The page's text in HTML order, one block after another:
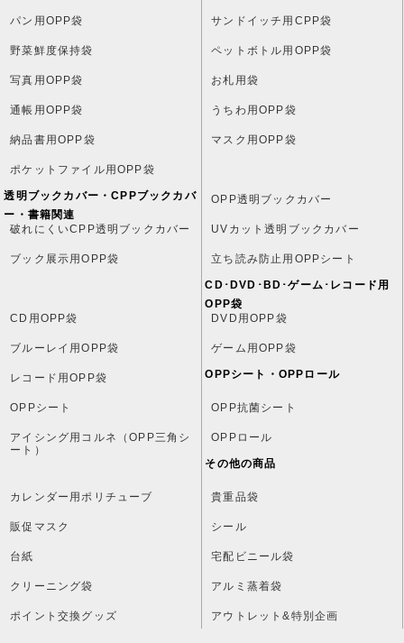
パン用OPP袋 サンドイッチ用CPP袋
野菜鮮度保持袋 ペットボトル用OPP袋
写真用OPP袋 お札用袋
通帳用OPP袋 うちわ用OPP袋
納品書用OPP袋 マスク用OPP袋
ポケットファイル用OPP袋
透明ブックカバー・CPPブックカバ
ー・書籍関連
OPP透明ブックカバー
破れにくいCPP透明ブックカバー UVカット透明ブックカバー
ブック展示用OPP袋 立ち読み防止用OPPシート
CD･DVD･BD･ゲーム･レコード用
OPP袋
CD用OPP袋
DVD用OPP袋
ブルーレイ用OPP袋 ゲーム用OPP袋
レコード用OPP袋 OPPシート・OPPロール
OPPシート OPP抗菌シート
アイシング用コルネ（OPP三角シ
ート）
OPPロール
その他の商品
カレンダー用ポリチューブ 貴重品袋
販促マスク シール
台紙 宅配ビニール袋
クリーニング袋 アルミ蒸着袋
ポイント交換グッズ アウトレット&特別企画